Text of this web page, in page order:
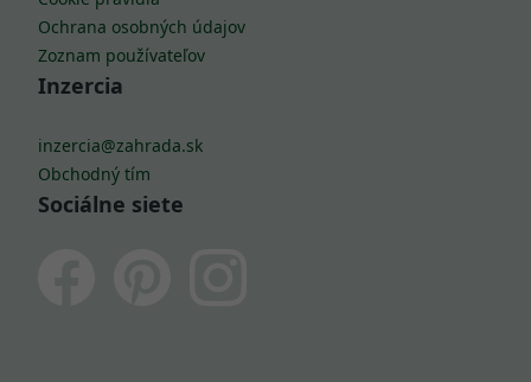
Zoznam používateľov
Inzercia
inzercia@zahrada.sk
Sociálne siete